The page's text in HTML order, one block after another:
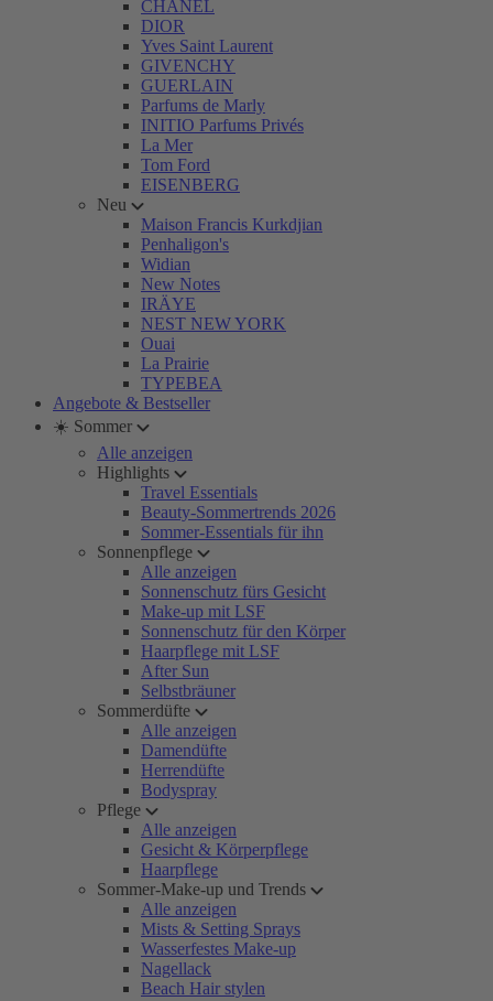
CHANEL
DIOR
Yves Saint Laurent
GIVENCHY
GUERLAIN
Parfums de Marly
INITIO Parfums Privés
La Mer
Tom Ford
EISENBERG
Neu
Maison Francis Kurkdjian
Penhaligon's
Widian
New Notes
IRÄYE
NEST NEW YORK
Ouai
La Prairie
TYPEBEA
Angebote & Bestseller
☀️ Sommer
Alle anzeigen
Highlights
Travel Essentials
Beauty-Sommertrends 2026
Sommer-Essentials für ihn
Sonnenpflege
Alle anzeigen
Sonnenschutz fürs Gesicht
Make-up mit LSF
Sonnenschutz für den Körper
Haarpflege mit LSF
After Sun
Selbstbräuner
Sommerdüfte
Alle anzeigen
Damendüfte
Herrendüfte
Bodyspray
Pflege
Alle anzeigen
Gesicht & Körperpflege
Haarpflege
Sommer-Make-up und Trends
Alle anzeigen
Mists & Setting Sprays
Wasserfestes Make-up
Nagellack
Beach Hair stylen